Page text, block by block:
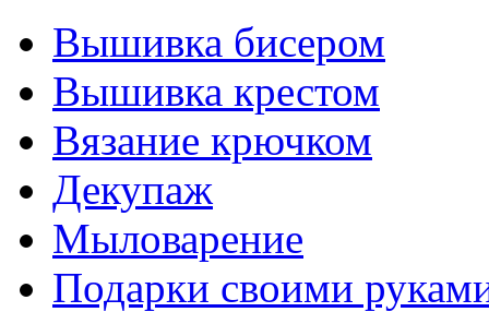
Вышивка бисером
Вышивка крестом
Вязание крючком
Декупаж
Мыловарение
Подарки своими